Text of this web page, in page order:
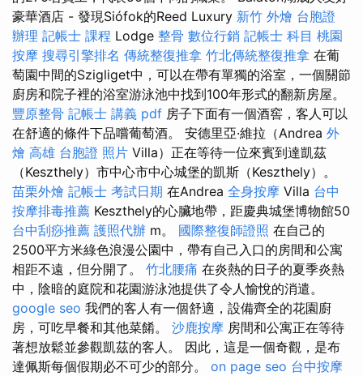
豪華酒店 - 發現Siófok的Reed Luxury 新竹 外燴 台胞證
辦理 記帳士 課程 Lodge 整骨 數位行銷 記帳士 科目 桃園
按摩 搜尋引擎排名 傳統整復推拿 竹北傳統整復推拿 在葡
萄園中間的Szigliget中，可以在帶有單獨的浴室，一個關節
廚房和院子裡的浴室游泳池中找到100年形式的翻新房屋。
豐原整骨 記帳士 講義 pdf 房子下面有一個酒窖，客人可以
在舒適的條件下品嚐葡萄酒。 安德里亞·維拉（Andrea 外
燴 高雄 台胞證 照片 Villa）正在等待一位來賓到達凱茲
（Keszthely）市中心市中心城堡的凱斯（Keszthely）。
苗栗外燴 記帳士 考試日期 在Andrea 全身按摩 Villa 台中
按摩排毒推薦 Keszthely的心臟地帶，距慶典城堡博物館50
台中刮痧推薦 護照代辦 m。 國際整復師證照 在自己的
2500平方米綠色浪漫公園中，帶有自己入口的房間和公寓
相距不遠，但分開了。 竹北腰痛 在炎熱的日子的夏季炎熱
中，陰暗的庭院和花園游泳池提供了令人愉悅的消遣。
google seo 我們的客人有一個舒適，設備齊全的花園廚
房，可吃早餐和其他菜餚。 沙鹿按摩 房間和公寓正在等待
著想放鬆並參觀凱茲的客人。 因此，這是一個奇觀，是布
達佩斯每個假期必不可少的部分。 on page seo 台中按摩